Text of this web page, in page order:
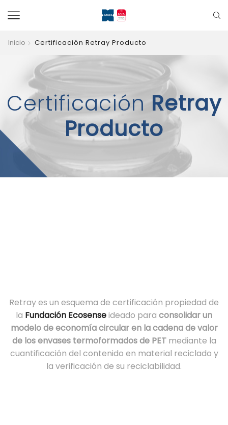
Inicio Certificación Retray Producto
Certificación Retray
Producto
Retray es un esquema de certificación propiedad de
la Fundación Ecosenseideado para consolidar un
modelo de economía circular en la cadena de valor
de los envases termoformados de PETmediante la
cuantificación del contenido en material reciclado y
la verificación de su reciclabilidad.